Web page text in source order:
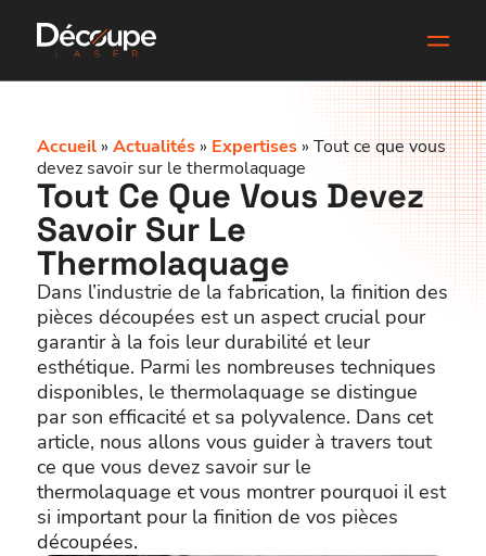
Accueil» Actualités» Expertises» Tout ce que vous
devez savoir sur le thermolaquage
Tout Ce Que Vous Devez
Savoir Sur Le
Thermolaquage
Dans l’industrie de la fabrication, la finition des
pièces découpées est un aspect crucial pour
garantir à la fois leur durabilité et leur
esthétique. Parmi les nombreuses techniques
disponibles, le thermolaquage se distingue
par son efficacité et sa polyvalence. Dans cet
article, nous allons vous guider à travers tout
ce que vous devez savoir sur le
thermolaquage et vous montrer pourquoi il est
si important pour la finition de vos pièces
découpées.